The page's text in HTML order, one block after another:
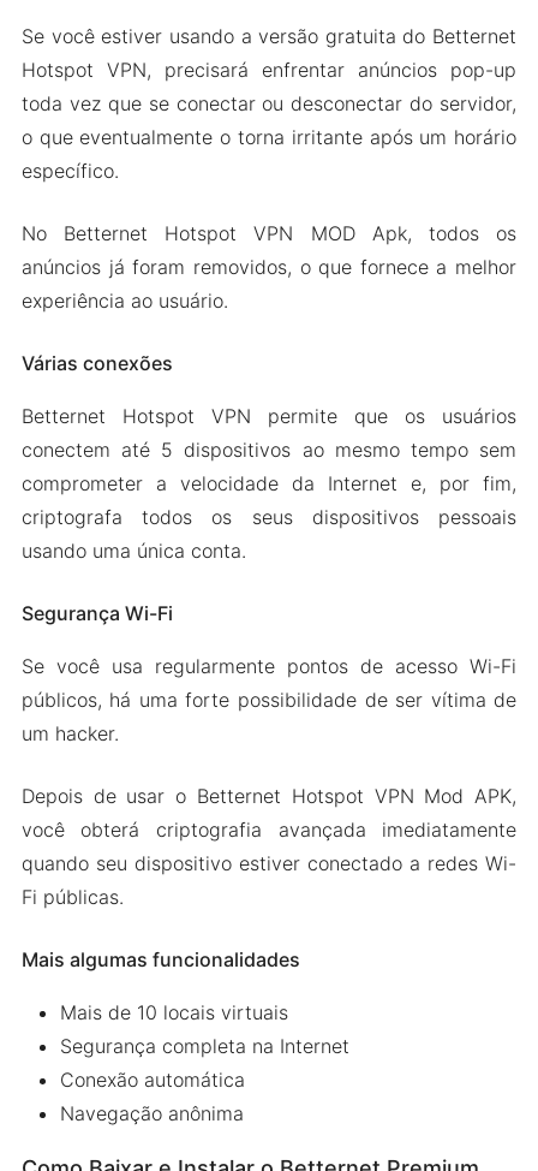
Se você estiver usando a versão gratuita do Betternet
Hotspot VPN, precisará enfrentar anúncios pop-up
toda vez que se conectar ou desconectar do servidor,
o que eventualmente o torna irritante após um horário
específico.
No Betternet Hotspot VPN MOD Apk, todos os
anúncios já foram removidos, o que fornece a melhor
experiência ao usuário.
Várias conexões
Betternet Hotspot VPN permite que os usuários
conectem até 5 dispositivos ao mesmo tempo sem
comprometer a velocidade da Internet e, por fim,
criptografa todos os seus dispositivos pessoais
usando uma única conta.
Segurança Wi-Fi
Se você usa regularmente pontos de acesso Wi-Fi
públicos, há uma forte possibilidade de ser vítima de
um hacker.
Depois de usar o Betternet Hotspot VPN Mod APK,
você obterá criptografia avançada imediatamente
quando seu dispositivo estiver conectado a redes Wi-
Fi públicas.
Mais algumas funcionalidades
Mais de 10 locais virtuais
Segurança completa na Internet
Conexão automática
Navegação anônima